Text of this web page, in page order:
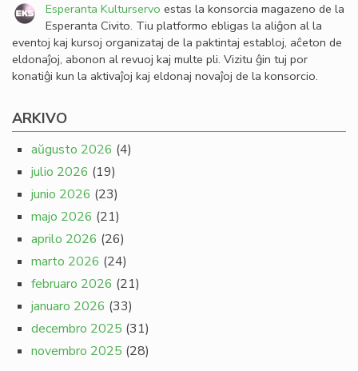
Esperanta Kulturservo estas la konsorcia magazeno de la
Esperanta Civito. Tiu platformo ebligas la aliĝon al la
eventoj kaj kursoj organizataj de la paktintaj establoj, aĉeton de
eldonaĵoj, abonon al revuoj kaj multe pli. Vizitu ĝin tuj por
konatiĝi kun la aktivaĵoj kaj eldonaj novaĵoj de la konsorcio.
ARKIVO
aŭgusto 2026 (4)
julio 2026 (19)
junio 2026 (23)
majo 2026 (21)
aprilo 2026 (26)
marto 2026 (24)
februaro 2026 (21)
januaro 2026 (33)
decembro 2025 (31)
novembro 2025 (28)